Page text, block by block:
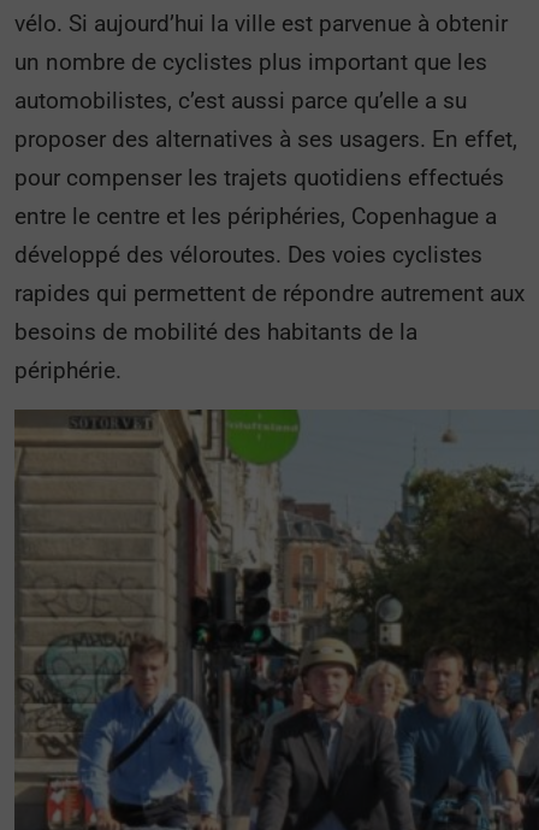
vélo. Si aujourd’hui la ville est parvenue à obtenir
un nombre de cyclistes plus important que les
automobilistes, c’est aussi parce qu’elle a su
proposer des alternatives à ses usagers. En effet,
pour compenser les trajets quotidiens effectués
entre le centre et les périphéries, Copenhague a
développé des véloroutes. Des voies cyclistes
rapides qui permettent de répondre autrement aux
besoins de mobilité des habitants de la
périphérie.